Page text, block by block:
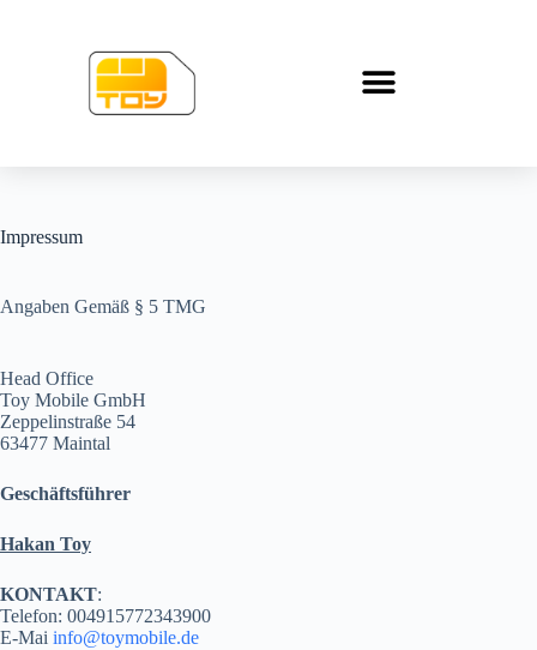
Impressum
Angaben Gemäß § 5 TMG
Head Office
Toy Mobile GmbH
Zeppelinstraße 54
63477 Maintal
Geschäftsführer
Hakan Toy
KONTAKT:
Telefon: 004915772343900
E-Mai info@toymobile.de